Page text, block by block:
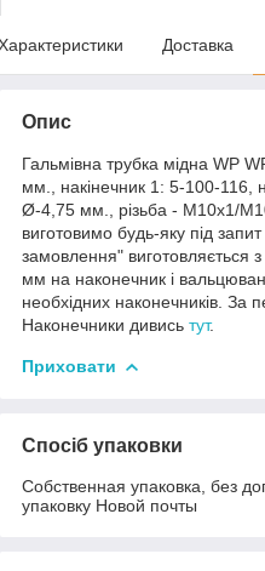
Доставка
Опис
Гальмівна трубка мідна WP
мм., накінечник 1: 5-100-116,
Ø-4,75 мм., різьба - М10х1/
виготовимо будь-яку під
замовлення" виготовляється
мм на наконечник і
необхідних наконечників. За
Наконечники дивись тут.
Приховати
Спосіб упаковки
Собственная упаковка, без
упаковку Новой почты